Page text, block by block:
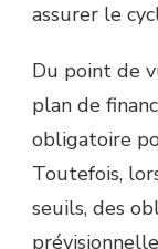
assurer le
Du point de
plan de
obligatoire
Toutefois,
seuils, des